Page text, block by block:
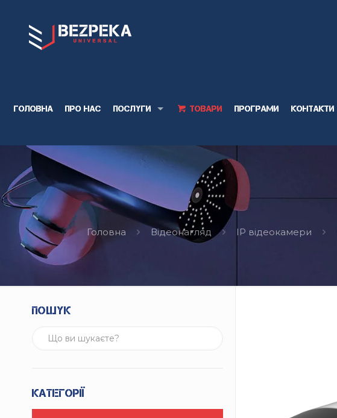
Головна Про нас Послуги Товари Програми Контакти
Головна Відеонагляд IP відеокамери
Пошук
Категорії